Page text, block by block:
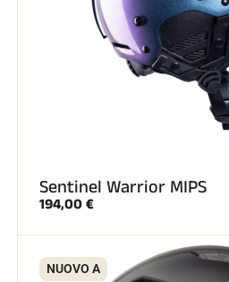
Sentinel Warrior MIPS
194,00 €
NUOVO A